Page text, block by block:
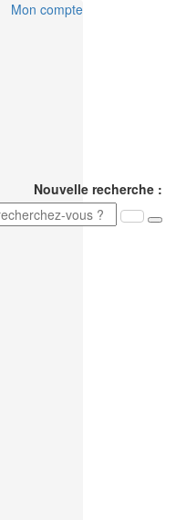
Mon compte
Nouvelle recherche :